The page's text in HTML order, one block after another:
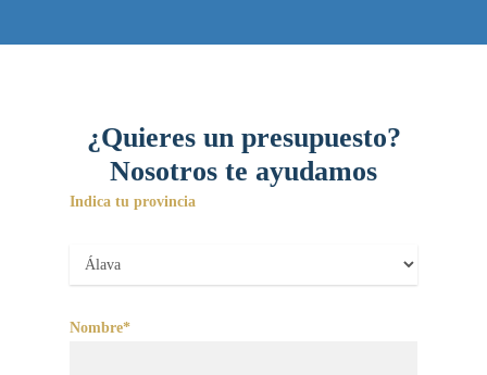
¿Quieres un presupuesto?
Nosotros te ayudamos
Indica tu provincia
Nombre*